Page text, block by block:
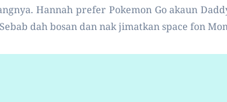
Hannah prefer Pokemon Go akaun
dah bosan dan nak jimatkan space fon